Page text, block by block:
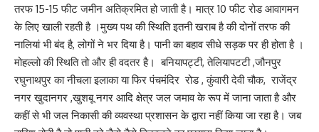
तरफ 15-15 फीट जमीन अतिक्रमित हो जाती है। मात्र 10 फीट रोड आवागमन
के लिए खाली रहती है ।मुख्य पथ की स्थिति इतनी खराब है की दोनों तरफ की
नालियां भी बंद है, लोगों ने भर दिया है। पानी का बहाव सीधे सड़क पर ही होता है ।
मोहल्लो की स्थिति तो और ही वदतर है। बनियापट्टी, तेलियापटटी ,जौनपुर
रघुनाथपुर का नीचला इलाका या फिर पंचमंदिर रोड , कुंवारी देवी चौक, राजेंद्र
नगर खुदानगर ,खुशबू नगर आदि क्षेत्र जल जमाव के रूप में जाना जाता है और
कहीं से भी जल निकासी की व्यवस्था प्रशासन के द्वारा नहीं किया जा रहा है। जब